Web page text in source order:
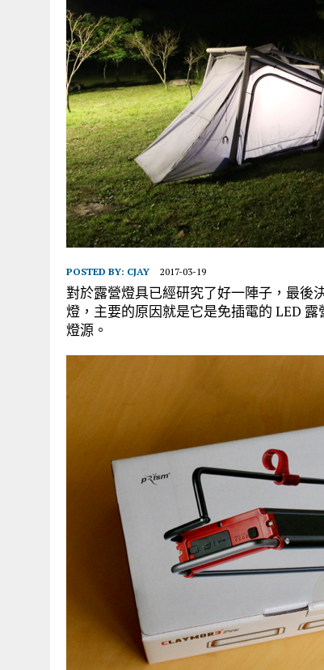
POSTED BY: CJAY 2017-03-19
對於露營燈具已經研究了好一陣子，最後
燈，主要的原因就是它是免插電的 LED
燈源。